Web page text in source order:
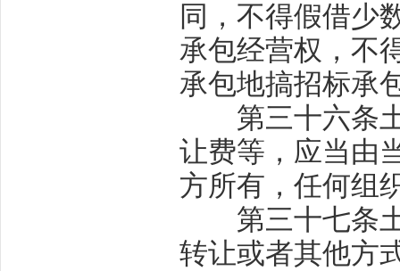
同，不得假借少
承包经营权，不
承包地搞招标承
第三十六条
让费等，应当由
方所有，任何组
第三十七条
转让或者其他方